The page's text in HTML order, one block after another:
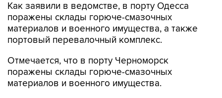
Как заявили в ведомстве, в порту Одесса
поражены склады горюче-смазочных
материалов и военного имущества, а также
портовый перевалочный комплекс.
Отмечается, что в порту Черноморск
поражены склады горюче-смазочных
материалов и военного имущества.